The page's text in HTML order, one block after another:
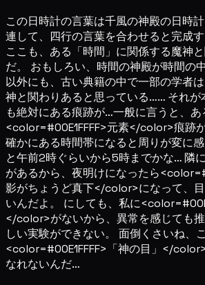
この日時計の言葉は千風の神殿の日時
連して、四行の言葉を合わせると完成
ここも、ある「時間」に関係する魔神
だ。 おもしろい、時間の神殿が時間の
以外にも、古い典籍の中で一部の学者
神と関わりあると思っている…… それが
も絶対にある痕跡が…一般に言うと、あ
<color=#00E1FFFF>元素</color>痕跡
確かにある時間帯になると周りが変に
と午前2時ぐらいから5時までかな… 隣
があるから、夜明けになったら
影がちょうど真下</color>になって、
いんだよ。 にしても、私に
</color>がないから、異常を感じても
しい実験ができない。 面倒くさいね、
<color=#00E1FFFF>「神の目」</
なれないんだ…